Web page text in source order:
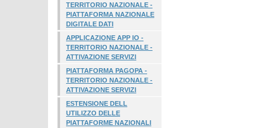
TERRITORIO NAZIONALE -
PIATTAFORMA NAZIONALE
DIGITALE DATI
APPLICAZIONE APP IO -
TERRITORIO NAZIONALE -
ATTIVAZIONE SERVIZI
PIATTAFORMA PAGOPA -
TERRITORIO NAZIONALE -
ATTIVAZIONE SERVIZI
ESTENSIONE DELL
UTILIZZO DELLE
PIATTAFORME NAZIONALI